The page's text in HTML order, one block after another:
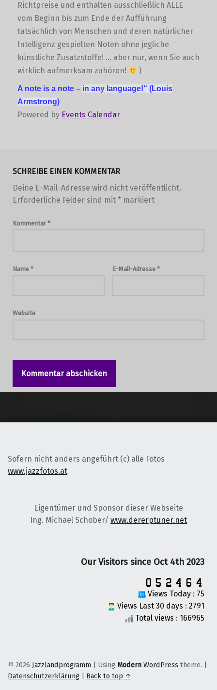
Richtpreise und enthalten ausschließlich ALLE
vom Beginn bis zum Ende der Aufführung
tatsächlich von Menschen und deren natürlicher
Intelligenz gespielten Noten ohne jegliche
künstliche Zusatzstoffe! … aber nur, wenn Sie auch
wirklich aufmerksam zuhören!
)
A note is a note – in any language!“ (Louis
Armstrong)
Powered by Events Calendar
SCHREIBE EINEN KOMMENTAR
Deine E-Mail-Adresse wird nicht veröffentlicht.
Erforderliche Felder sind mit *markiert
Kommentar *
Name * E-Mail-Adresse *
Website
Sofern nicht anders angeführt (c) alle Fotos
www.jazzfotos.at
Eigentümer und Sponsor dieser Webseite
Ing. Michael Schober/ www.dererptuner.net
Our Visitors since Oct 4th 2023
Views Today : 75
Views Last 30 days : 2791
Total views : 166965
© 2026 Jazzlandprogramm | Using Modern WordPress theme. |
Datenschutzerklärung | Back to top ↑